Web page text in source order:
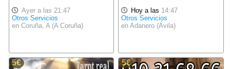
Ayer a las 21:47
Otros Servicios
en Coruña, A (A Coruña)
Hoy a las 14:47
Otros Servicios
en Adanero (Ávila)
5€ 5€